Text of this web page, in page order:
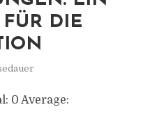
DIE
0 Average: